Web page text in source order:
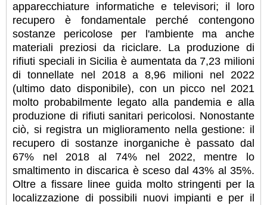
apparecchiature informatiche e televisori; il loro
recupero è fondamentale perché contengono
sostanze pericolose per l'ambiente ma anche
materiali preziosi da riciclare. La produzione di
rifiuti speciali in Sicilia è aumentata da 7,23 milioni
di tonnellate nel 2018 a 8,96 milioni nel 2022
(ultimo dato disponibile), con un picco nel 2021
molto probabilmente legato alla pandemia e alla
produzione di rifiuti sanitari pericolosi. Nonostante
ciò, si registra un miglioramento nella gestione: il
recupero di sostanze inorganiche è passato dal
67% nel 2018 al 74% nel 2022, mentre lo
smaltimento in discarica è sceso dal 43% al 35%.
Oltre a fissare linee guida molto stringenti per la
localizzazione di possibili nuovi impianti e per il